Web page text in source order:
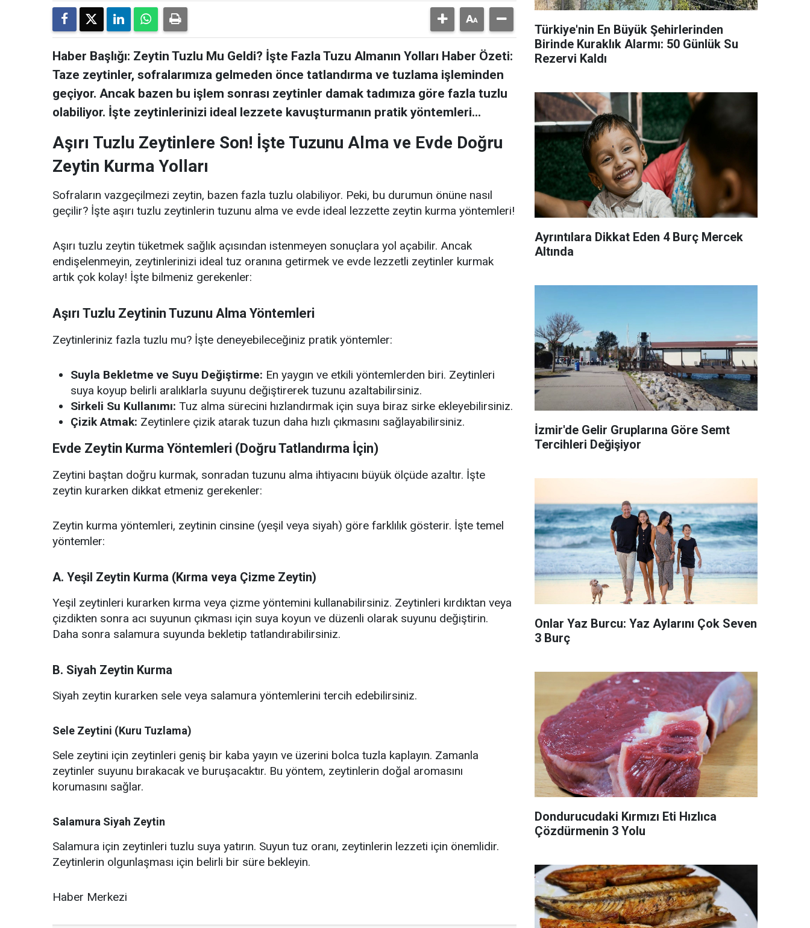
Haber Başlığı: Zeytin Tuzlu Mu Geldi? İşte Fazla Tuzu Almanın Yolları Haber Özeti:
Taze zeytinler, sofralarımıza gelmeden önce tatlandırma ve tuzlama işleminden
geçiyor. Ancak bazen bu işlem sonrası zeytinler damak tadımıza göre fazla tuzlu
olabiliyor. İşte zeytinlerinizi ideal lezzete kavuşturmanın pratik yöntemleri...
Aşırı Tuzlu Zeytinlere Son! İşte Tuzunu Alma ve Evde Doğru
Zeytin Kurma Yolları
Sofraların vazgeçilmezi zeytin, bazen fazla tuzlu olabiliyor. Peki, bu durumun önüne nasıl
geçilir? İşte aşırı tuzlu zeytinlerin tuzunu alma ve evde ideal lezzette zeytin kurma yöntemleri!
Aşırı tuzlu zeytin tüketmek sağlık açısından istenmeyen sonuçlara yol açabilir. Ancak
endişelenmeyin, zeytinlerinizi ideal tuz oranına getirmek ve evde lezzetli zeytinler kurmak
artık çok kolay! İşte bilmeniz gerekenler:
Aşırı Tuzlu Zeytinin Tuzunu Alma Yöntemleri
Zeytinleriniz fazla tuzlu mu? İşte deneyebileceğiniz pratik yöntemler:
Suyla Bekletme ve Suyu Değiştirme: En yaygın ve etkili yöntemlerden biri. Zeytinleri
suya koyup belirli aralıklarla suyunu değiştirerek tuzunu azaltabilirsiniz.
Sirkeli Su Kullanımı: Tuz alma sürecini hızlandırmak için suya biraz sirke ekleyebilirsiniz.
Çizik Atmak: Zeytinlere çizik atarak tuzun daha hızlı çıkmasını sağlayabilirsiniz.
Evde Zeytin Kurma Yöntemleri (Doğru Tatlandırma İçin)
Zeytini baştan doğru kurmak, sonradan tuzunu alma ihtiyacını büyük ölçüde azaltır. İşte
zeytin kurarken dikkat etmeniz gerekenler:
Zeytin kurma yöntemleri, zeytinin cinsine (yeşil veya siyah) göre farklılık gösterir. İşte temel
yöntemler:
A. Yeşil Zeytin Kurma (Kırma veya Çizme Zeytin)
Yeşil zeytinleri kurarken kırma veya çizme yöntemini kullanabilirsiniz. Zeytinleri kırdıktan veya
çizdikten sonra acı suyunun çıkması için suya koyun ve düzenli olarak suyunu değiştirin.
Daha sonra salamura suyunda bekletip tatlandırabilirsiniz.
B. Siyah Zeytin Kurma
Siyah zeytin kurarken sele veya salamura yöntemlerini tercih edebilirsiniz.
Sele Zeytini (Kuru Tuzlama)
Sele zeytini için zeytinleri geniş bir kaba yayın ve üzerini bolca tuzla kaplayın. Zamanla
zeytinler suyunu bırakacak ve buruşacaktır. Bu yöntem, zeytinlerin doğal aromasını
korumasını sağlar.
Salamura Siyah Zeytin
Salamura için zeytinleri tuzlu suya yatırın. Suyun tuz oranı, zeytinlerin lezzeti için önemlidir.
Zeytinlerin olgunlaşması için belirli bir süre bekleyin.
Haber Merkezi
Türkiye'nin En Büyük Şehirlerinden
Birinde Kuraklık Alarmı: 50 Günlük Su
Rezervi Kaldı
Ayrıntılara Dikkat Eden 4 Burç Mercek
Altında
İzmir'de Gelir Gruplarına Göre Semt
Tercihleri Değişiyor
Onlar Yaz Burcu: Yaz Aylarını Çok Seven
3 Burç
Dondurucudaki Kırmızı Eti Hızlıca
Çözdürmenin 3 Yolu